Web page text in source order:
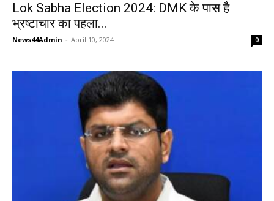
Lok Sabha Election 2024: DMK के पास है
भ्रष्टाचार का पहला...
News44Admin - April 10, 2024 0